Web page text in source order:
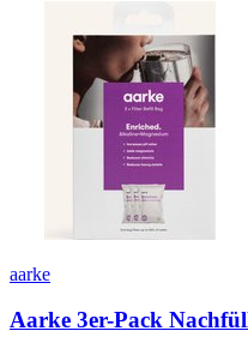
aarke
Aarke 3er-Pack